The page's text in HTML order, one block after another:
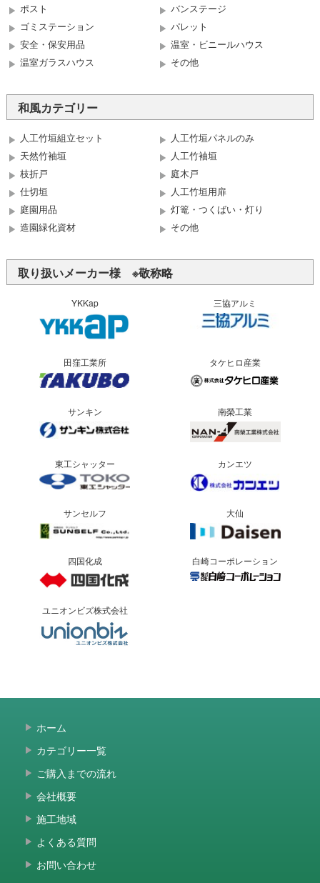
ポスト
バンステージ
ゴミステーション
パレット
安全・保安用品
温室・ビニールハウス
温室ガラスハウス
その他
和風カテゴリー
人工竹垣組立セット
人工竹垣パネルのみ
天然竹袖垣
人工竹袖垣
枝折戸
庭木戸
仕切垣
人工竹垣用扉
庭園用品
灯篭・つくばい・灯り
造園緑化資材
その他
取り扱いメーカー様 ※敬称略
YKKap 三協アルミ
田窪工業所 タケヒロ産業
サンキン 南榮工業
東工シャッター カンエツ
サンセルフ 大仙
四国化成 白崎コーポレーション
ユニオンビズ株式会社
ホーム
カテゴリー一覧
ご購入までの流れ
会社概要
施工地域
よくある質問
お問い合わせ